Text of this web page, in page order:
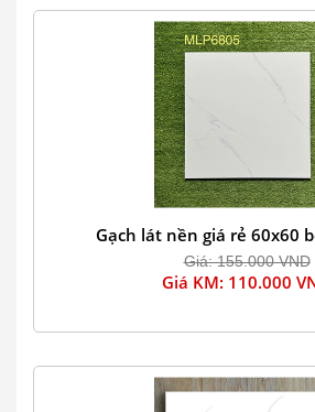
Gạch lát nền giá rẻ 60x60
Giá: 155.000 VND
Giá KM: 110.000